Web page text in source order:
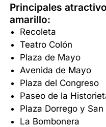
Principales
amarillo:
Recoleta
Teatro Colón
Plaza de Mayo
Avenida de Mayo
Plaza del Congreso
Paseo de la
Plaza Dorrego y San
La Bombonera